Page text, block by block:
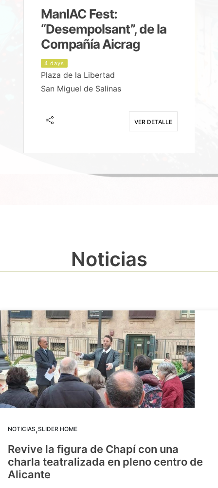
ManIAC Fest:
“Desempolsant”, de la
Compañía Aicrag
4 days
Plaza de la Libertad
San Miguel de Salinas
VER DETALLE
Noticias
NOTICIAS,SLIDER HOME
Revive la figura de Chapí con una
charla teatralizada en pleno centro de
Alicante